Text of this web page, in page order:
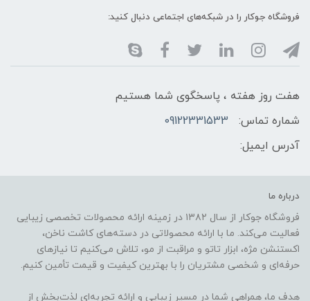
فروشگاه جوکار را در شبکه‌های اجتماعی دنبال کنید:
هفت روز هفته ، پاسخگوی شما هستیم
شماره تماس:
09122331533
آدرس ایمیل:
درباره ما
فروشگاه جوکار از سال ۱۳۸۲ در زمینه ارائه محصولات تخصصی زیبایی
فعالیت می‌کند. ما با ارائه محصولاتی در دسته‌های کاشت ناخن،
اکستنشن مژه، ابزار تاتو و مراقبت از مو، تلاش می‌کنیم تا نیازهای
حرفه‌ای و شخصی مشتریان را با بهترین کیفیت و قیمت تأمین کنیم.
هدف ما، همراهی شما در مسیر زیبایی و ارائه تجربه‌ای لذت‌بخش از